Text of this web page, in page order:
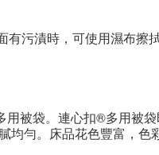
有污漬時，可使用濕布擦
用被袋。連心扣®多用被
均勻。床品花色豐富，